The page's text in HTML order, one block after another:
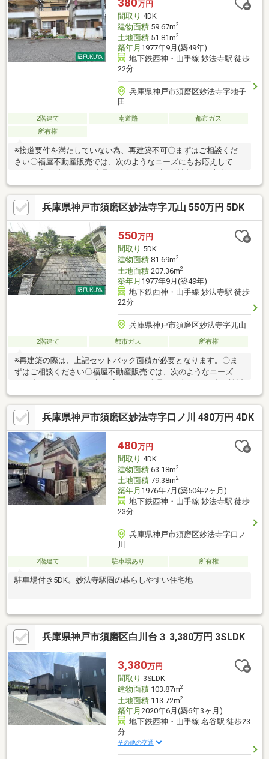
万円
間取り 4DK
建物面積59.67m2
土地面積51.81m2
築年月 1977年9月(築49年)
地下鉄西神・山手線 妙法寺駅 徒歩
22分
兵庫県神戸市須磨区妙法寺字地子
田
2階建て 南道路
都市ガス
所有権
※接道要件を満たしていない為、再建築不可〇まずはご相談くだ
さい〇福屋不動産販売では、次のようなニーズにもお応えしてい
の一連の流れをご説明します。初めての住まい購入のご参考にし
てください♪◆ 予算を知りたい◆収入や家賃から予算やローン金
額のシミュレーションをします。物件購入の際に不安となる諸費
用や税金のことにお答えします。その他リフォーム・住み替えの
お悩みなど幅広くお手伝いさせていただきます。お家さがしをし
始めてすぐの方もお気軽にお問合せください♪
兵庫県神戸市須磨区妙法寺字兀山 550万円 5DK
550万円
間取り 5DK
建物面積81.69m2
土地面積207.36m2
築年月 1977年9月(築49年)
地下鉄西神・山手線 妙法寺駅 徒歩
22分
兵庫県神戸市須磨区妙法寺字兀山
2階建て 都市ガス 所有権
※再建築の際は、上記セットバック面積が必要となります。〇ま
ずはご相談ください〇福屋不動産販売では、次のようなニーズに
からご契約までの一連の流れをご説明します。初めての住まい購
入のご参考にしてください♪◆ 予算を知りたい◆収入や家賃から
予算やローン金額のシミュレーションをします。物件購入の際に
不安となる諸費用や税金のことにお答えします。その他リフォー
ム・住み替えのお悩みなど幅広くお手伝いさせていただきます。
お家さがしをし始めてすぐの方もお気軽にお問合せください♪
兵庫県神戸市須磨区妙法寺字口ノ川 480万円 4DK
480万円
間取り 4DK
建物面積63.18m2
土地面積79.38m2
築年月 1976年7月(築50年2ヶ月)
地下鉄西神・山手線 妙法寺駅 徒歩
23分
兵庫県神戸市須磨区妙法寺字口ノ
川
2階建て 駐車場あり 所有権
駐車場付き5DK。妙法寺駅圏の暮らしやすい住宅地
兵庫県神戸市須磨区白川台３ 3,380万円 3SLDK
3,380万円
間取り 3SLDK
建物面積103.87m2
土地面積113.72m2
築年月 2020年6月(築6年3ヶ月)
地下鉄西神・山手線 名谷駅 徒歩23
分
その他の交通